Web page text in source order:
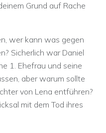
Grund auf Rache
wer kann was gegen
Sicherlich war Daniel
1. Ehefrau und seine
aber warum sollte
von Lena entführen?
mit dem Tod ihres